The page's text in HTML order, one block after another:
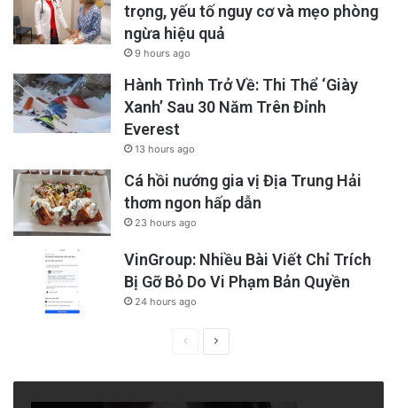
trọng, yếu tố nguy cơ và mẹo phòng
ngừa hiệu quả
9 hours ago
Hành Trình Trở Về: Thi Thể ‘Giày
Xanh’ Sau 30 Năm Trên Đỉnh
Everest
13 hours ago
Cá hồi nướng gia vị Địa Trung Hải
thơm ngon hấp dẫn
23 hours ago
VinGroup: Nhiều Bài Viết Chỉ Trích
Bị Gỡ Bỏ Do Vi Phạm Bản Quyền
24 hours ago
PreviousNext